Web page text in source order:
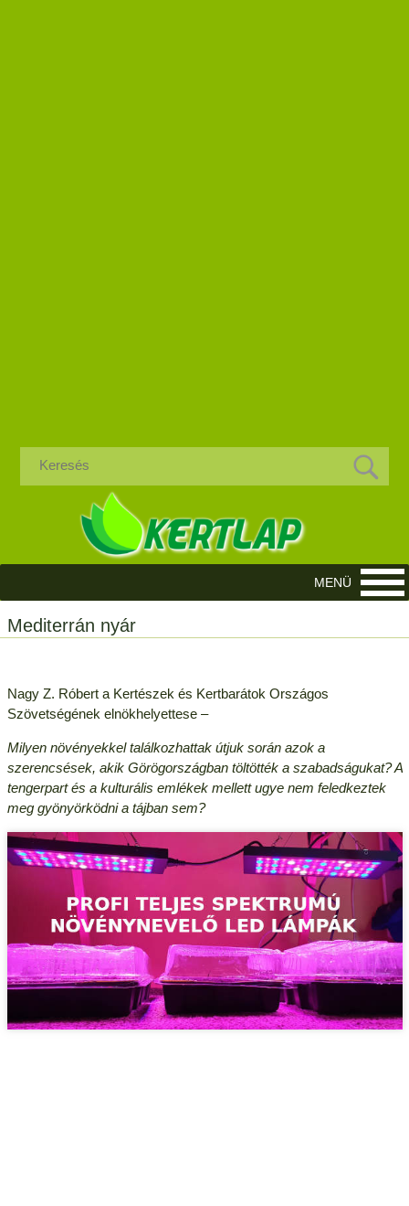
Mediterrán nyár
Nagy Z. Róbert a Kertészek és Kertbarátok Országos
Szövetségének elnökhelyettese –
Milyen növényekkel találkozhattak útjuk során azok a
szerencsések, akik Görögországban töltötték a szabadságukat? A
tengerpart és a kulturális emlékek mellett ugye nem feledkeztek
meg gyönyörködni a tájban sem?